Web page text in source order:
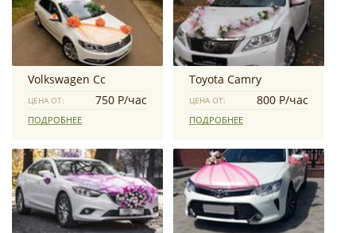
Volkswagen Сс
ЦЕНА ОТ: 750 Р/час
ПОДРОБНЕЕ
Toyota Camry
ЦЕНА ОТ: 800 Р/час
ПОДРОБНЕЕ